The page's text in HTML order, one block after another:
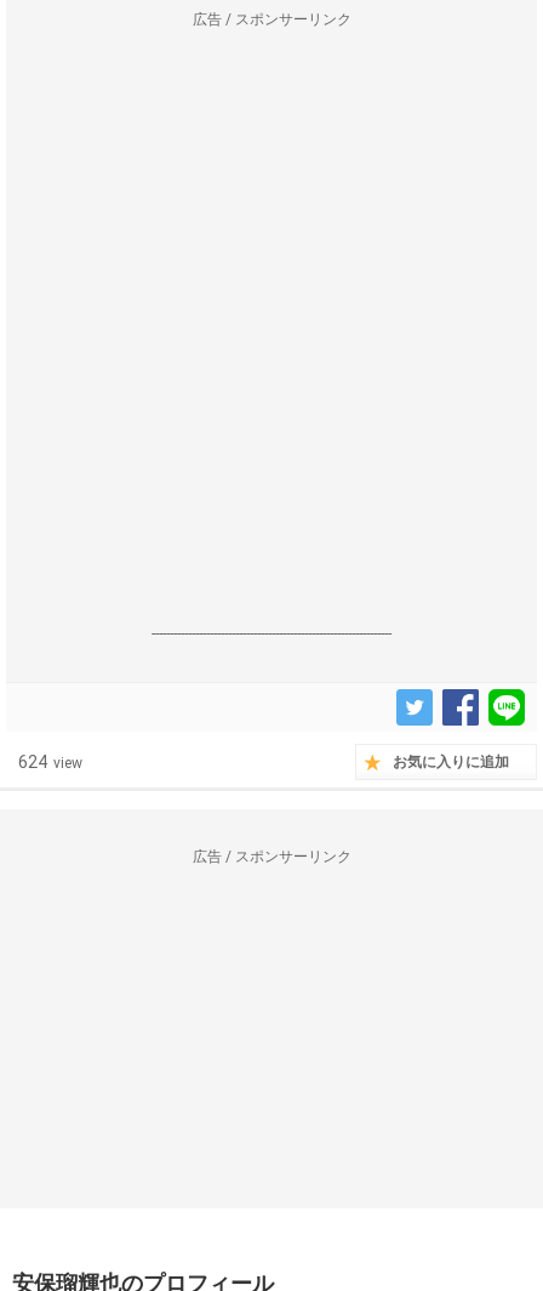
広告 / スポンサーリンク
------------------------------------------------------------------
624 view お気に入りに追加
広告 / スポンサーリンク
安保瑠輝也のプロフィール